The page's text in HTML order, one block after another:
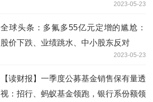
2023-05-23
全球头条：多氟多55亿元定增的尴尬：
股价下跌、业绩跳水、中小股东反对
2023-05-23
【读财报】一季度公募基金销售保有量透
视：招行、蚂蚁基金领跑，银行系份额领